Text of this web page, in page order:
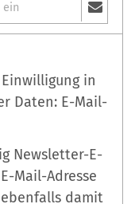
in
Daten: E-Mail-
Newsletter-E-
Mail-Adresse
damit